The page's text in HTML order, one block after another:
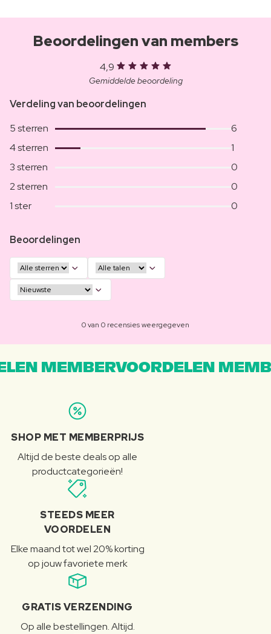
Beoordelingen van members
4,9
Gemiddelde beoordeling
Verdeling van beoordelingen
5 sterren
6
4 sterren
1
3 sterren
0
2 sterren
0
1 ster
0
Beoordelingen
0 van 0 recensies weergegeven
MEMBERVOORDELEN
SHOP MET MEMBERPRIJS
Altijd de beste deals op alle
productcategorieën!
STEEDS MEER
VOORDELEN
Elke maand tot wel 20% korting
op jouw favoriete merk
GRATIS VERZENDING
Op alle bestellingen. Altijd.